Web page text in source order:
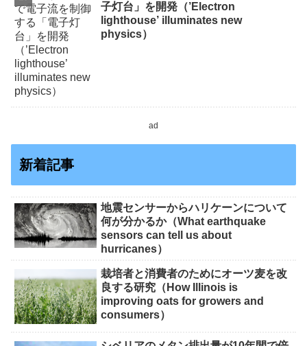
子灯台」を開発（’Electron
lighthouse’ illuminates new
physics）
ad
新着記事
地震センサーからハリケーンについて
何が分かるか（What earthquake
sensors can tell us about
hurricanes）
栽培者と消費者のためにオーツ麦を改
良する研究（How Illinois is
improving oats for growers and
consumers）